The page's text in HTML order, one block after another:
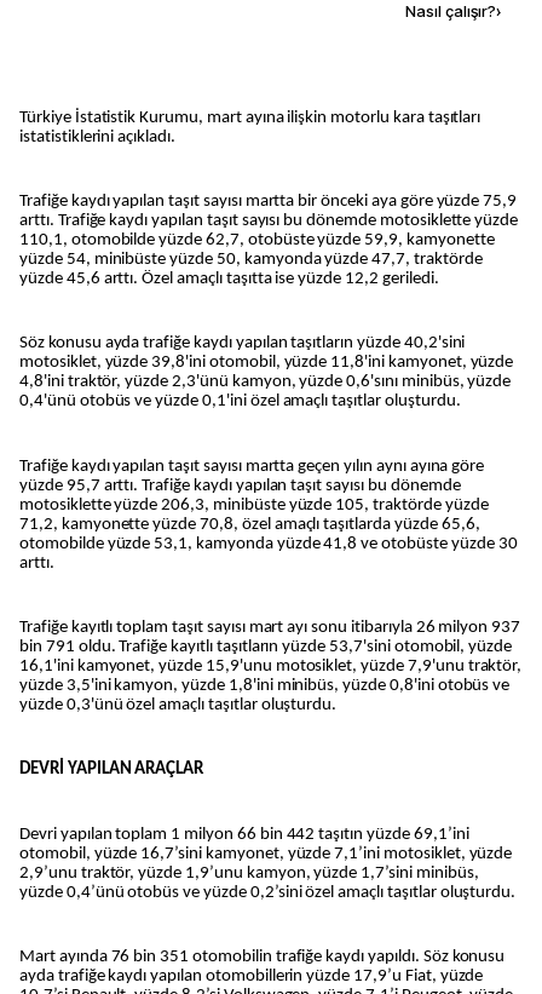
Nasıl çalışır?›
Türkiye İstatistik Kurumu, mart ayına ilişkin motorlu kara taşıtları
istatistiklerini açıkladı.
Trafiğe kaydı yapılan taşıt sayısı martta bir önceki aya göre yüzde 75,9
arttı. Trafiğe kaydı yapılan taşıt sayısı bu dönemde motosiklette yüzde
110,1, otomobilde yüzde 62,7, otobüste yüzde 59,9, kamyonette
yüzde 54, minibüste yüzde 50, kamyonda yüzde 47,7, traktörde
yüzde 45,6 arttı. Özel amaçlı taşıtta ise yüzde 12,2 geriledi.
Söz konusu ayda trafiğe kaydı yapılan taşıtların yüzde 40,2'sini
motosiklet, yüzde 39,8'ini otomobil, yüzde 11,8'ini kamyonet, yüzde
4,8'ini traktör, yüzde 2,3'ünü kamyon, yüzde 0,6'sını minibüs, yüzde
0,4'ünü otobüs ve yüzde 0,1'ini özel amaçlı taşıtlar oluşturdu.
Trafiğe kaydı yapılan taşıt sayısı martta geçen yılın aynı ayına göre
yüzde 95,7 arttı. Trafiğe kaydı yapılan taşıt sayısı bu dönemde
motosiklette yüzde 206,3, minibüste yüzde 105, traktörde yüzde
71,2, kamyonette yüzde 70,8, özel amaçlı taşıtlarda yüzde 65,6,
otomobilde yüzde 53,1, kamyonda yüzde 41,8 ve otobüste yüzde 30
arttı.
Trafiğe kayıtlı toplam taşıt sayısı mart ayı sonu itibarıyla 26 milyon 937
bin 791 oldu. Trafiğe kayıtlı taşıtların yüzde 53,7'sini otomobil, yüzde
16,1'ini kamyonet, yüzde 15,9'unu motosiklet, yüzde 7,9'unu traktör,
yüzde 3,5'ini kamyon, yüzde 1,8'ini minibüs, yüzde 0,8'ini otobüs ve
yüzde 0,3'ünü özel amaçlı taşıtlar oluşturdu.
DEVRİ YAPILAN ARAÇLAR
Devri yapılan toplam 1 milyon 66 bin 442 taşıtın yüzde 69,1’ini
otomobil, yüzde 16,7’sini kamyonet, yüzde 7,1’ini motosiklet, yüzde
2,9’unu traktör, yüzde 1,9’unu kamyon, yüzde 1,7’sini minibüs,
yüzde 0,4’ünü otobüs ve yüzde 0,2’sini özel amaçlı taşıtlar oluşturdu.
Mart ayında 76 bin 351 otomobilin trafiğe kaydı yapıldı. Söz konusu
ayda trafiğe kaydı yapılan otomobillerin yüzde 17,9’u Fiat, yüzde